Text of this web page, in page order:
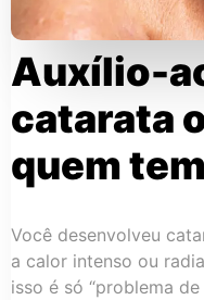
Auxílio-
catarata
quem
Você desenvolveu
a calor intenso ou
isso é só “problema